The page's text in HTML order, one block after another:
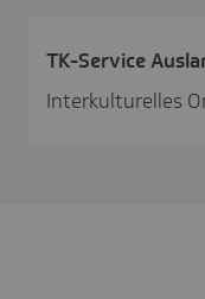
TK-Service
Interkulturelles